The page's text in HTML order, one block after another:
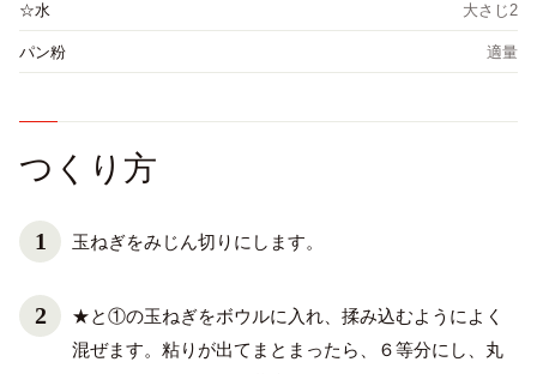
☆水 大さじ2
パン粉 適量
つくり方
玉ねぎをみじん切りにします。
★と①の玉ねぎをボウルに入れ、揉み込むようによく
混ぜます。粘りが出てまとまったら、６等分にし、丸